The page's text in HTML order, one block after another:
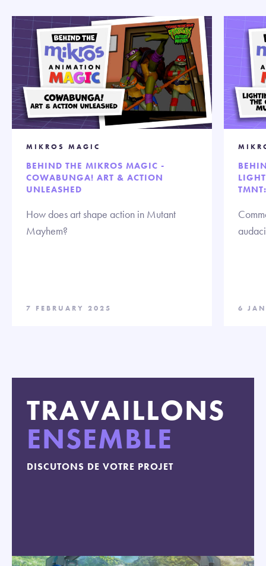
MIKROS MAGIC
BEHIND THE MIKROS MAGIC -
COWABUNGA! ART & ACTION
UNLEASHED
How does art shape action in Mutant
Mayhem?
7 FEBRUARY 2025 6
TRAVAILLONS
ENSEMBLE
DISCUTONS DE VOTRE PROJET